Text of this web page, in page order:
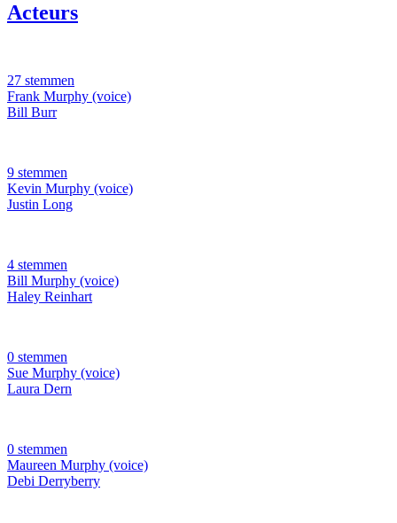
Acteurs
27 stemmen
Frank Murphy (voice)
Bill Burr
9 stemmen
Kevin Murphy (voice)
Justin Long
4 stemmen
Bill Murphy (voice)
Haley Reinhart
0 stemmen
Sue Murphy (voice)
Laura Dern
0 stemmen
Maureen Murphy (voice)
Debi Derryberry